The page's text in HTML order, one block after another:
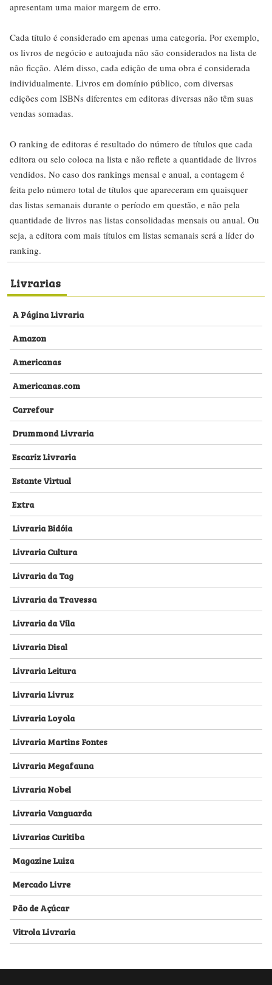
apresentam uma maior margem de erro.
Cada título é considerado em apenas uma categoria. Por exemplo,
os livros de negócio e autoajuda não são considerados na lista de
não ficção. Além disso, cada edição de uma obra é considerada
individualmente. Livros em domínio público, com diversas
edições com ISBNs diferentes em editoras diversas não têm suas
vendas somadas.
O ranking de editoras é resultado do número de títulos que cada
editora ou selo coloca na lista e não reflete a quantidade de livros
vendidos. No caso dos rankings mensal e anual, a contagem é
feita pelo número total de títulos que apareceram em quaisquer
das listas semanais durante o período em questão, e não pela
quantidade de livros nas listas consolidadas mensais ou anual. Ou
seja, a editora com mais títulos em listas semanais será a líder do
ranking.
Livrarias
A Página Livraria
Amazon
Americanas
Americanas.com
Carrefour
Drummond Livraria
Escariz Livraria
Estante Virtual
Extra
Livraria Bidóia
Livraria Cultura
Livraria da Tag
Livraria da Travessa
Livraria da Vila
Livraria Disal
Livraria Leitura
Livraria Livruz
Livraria Loyola
Livraria Martins Fontes
Livraria Megafauna
Livraria Nobel
Livraria Vanguarda
Livrarias Curitiba
Magazine Luiza
Mercado Livre
Pão de Açúcar
Vitrola Livraria